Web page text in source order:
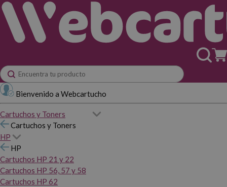
Bienvenido a Webcartucho
Cartuchos y Toners
Cartuchos y Toners
HP
HP
Cartuchos HP 21 y 22
Cartuchos HP 56, 57 y 58
Cartuchos HP 62